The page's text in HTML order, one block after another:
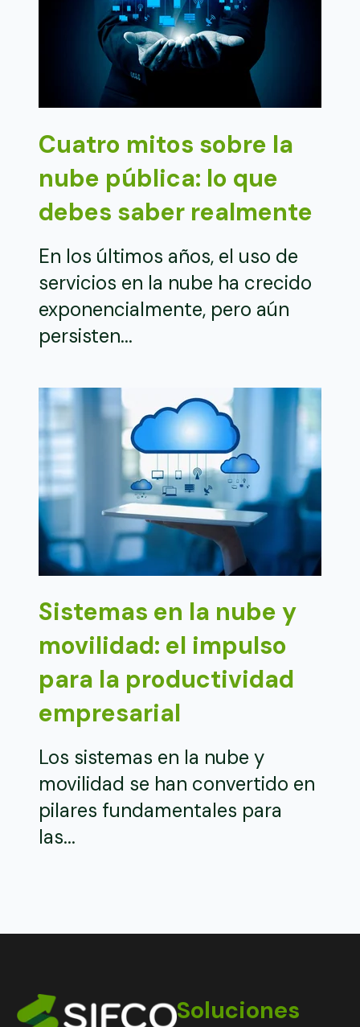
Cuatro mitos sobre la
nube pública: lo que
debes saber realmente
En los últimos años, el uso de
servicios en la nube ha crecido
exponencialmente, pero aún
persisten...
Sistemas en la nube y
movilidad: el impulso
para la productividad
empresarial
Los sistemas en la nube y
movilidad se han convertido en
pilares fundamentales para
las...
Soluciones